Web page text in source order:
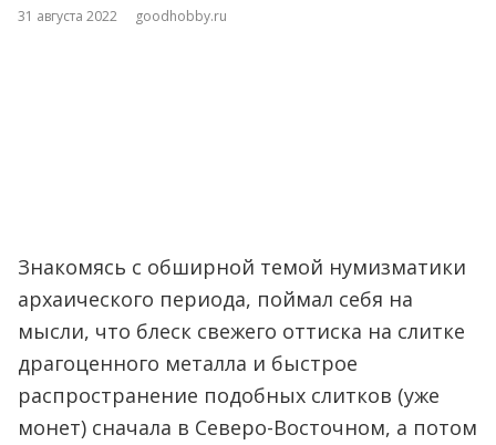
31 августа 2022 goodhobby.ru
Знакомясь с обширной темой нумизматики
архаического периода, поймал себя на
мысли, что блеск свежего оттиска на слитке
драгоценного металла и быстрое
распространение подобных слитков (уже
монет) сначала в Северо-Восточном, а потом